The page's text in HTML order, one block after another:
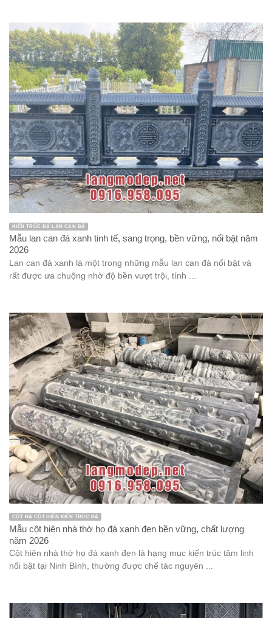
KIẾN TRÚC ĐÁ LAN CAN ĐÁ
Mẫu lan can đá xanh tinh tế, sang trọng, bền vững, nổi bật năm
2026
Lan can đá xanh là một trong những mẫu lan can đá nổi bật và
rất được ưa chuộng nhờ độ bền vượt trội, tính ...
CỘT ĐÁ CỘT HIÊN KIẾN TRÚC ĐÁ
Mẫu cột hiên nhà thờ họ đá xanh đen bền vững, chất lượng
năm 2026
Cột hiên nhà thờ họ đá xanh đen là hạng mục kiến trúc tâm linh
nổi bật tại Ninh Bình, thường được chế tác nguyên ...